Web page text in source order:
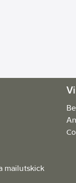
mailutskick